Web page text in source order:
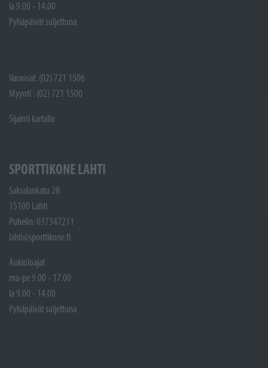
la 9.00 - 14.00
Pyhäpäivät suljettuna
Varaosat: (02) 721 1506
Myynti : (02) 721 1500
Sijainti kartalla
SPORTTIKONE LAHTI
Saksalankatu 28
15100 Lahti
Puhelin: 037347211
lahti@sporttikone.fi
Aukioloajat
ma-pe 9.00 - 17.00
la 9.00 - 14.00
Pyhäpäivät suljettuna